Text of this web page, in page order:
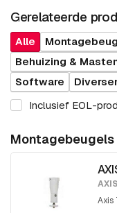
Gerelateerde
Alle
Behuizing &
Software
Inclusief EOL-
Montagebeugels
AXIS
Axis